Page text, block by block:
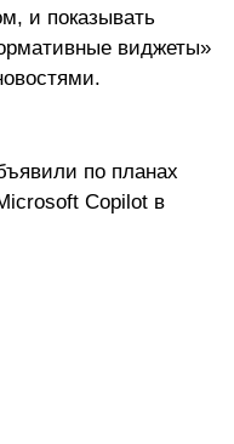
и показывать
виджеты»
по планах
Copilot в